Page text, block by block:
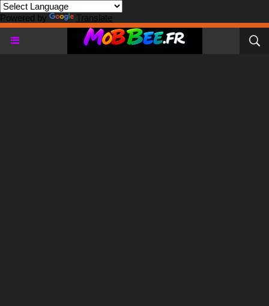
Powered by Translate